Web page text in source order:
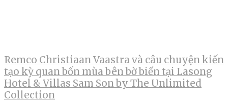
Remco Christiaan Vaastra và câu chuyện kiến
tạo kỳ quan bốn mùa bên bờ biển tại Lasong
Hotel & Villas Sam Son by The Unlimited
Collection